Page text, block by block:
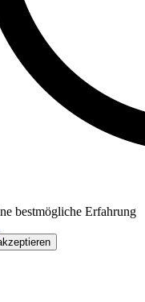
bestmögliche Erfahrung